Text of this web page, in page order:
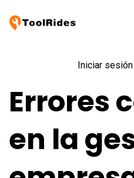
Precios
Contacto
Blog
Iniciar sesión
Errores
en la